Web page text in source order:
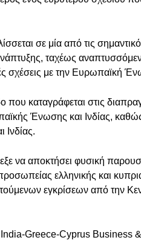
σε μία από τις
ταχέως
σχέσεις με την Ευρωπαϊκή
καταγράφεται στις
Ένωσης και Ινδίας,
να αποκτήσει φυσική
ελληνικής και
εγκρίσεων από την
India-Greece-Cyprus Business